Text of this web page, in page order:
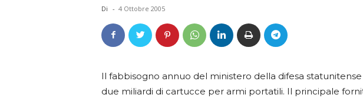
Di - 4 Ottobre 2005
Il fabbisogno annuo del ministero della difesa
due miliardi di cartucce per armi portatili. Il principale